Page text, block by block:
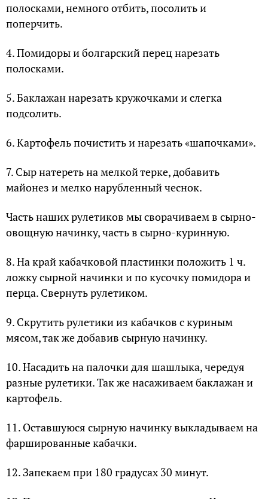
полосками, немного отбить, посолить и
поперчить.
4. Помидоры и болгарский перец нарезать
полосками.
5. Баклажан нарезать кружочками и слегка
подсолить.
6. Картофель почистить и нарезать «шапочками».
7. Сыр натереть на мелкой терке, добавить
майонез и мелко нарубленный чеснок.
Часть наших рулетиков мы сворачиваем в сырно-
овощную начинку, часть в сырно-куринную.
8. На край кабачковой пластинки положить 1 ч.
ложку сырной начинки и по кусочку помидора и
перца. Свернуть рулетиком.
9. Скрутить рулетики из кабачков с куриным
мясом, так же добавив сырную начинку.
10. Насадить на палочки для шашлыка, чередуя
разные рулетики. Так же насаживаем баклажан и
картофель.
11. Оставшуюся сырную начинку выкладываем на
фаршированные кабачки.
12. Запекаем при 180 градусах 30 минут.